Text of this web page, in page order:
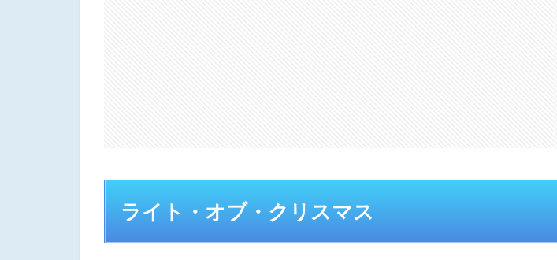
ッ
お
ライト・オブ・クリスマス